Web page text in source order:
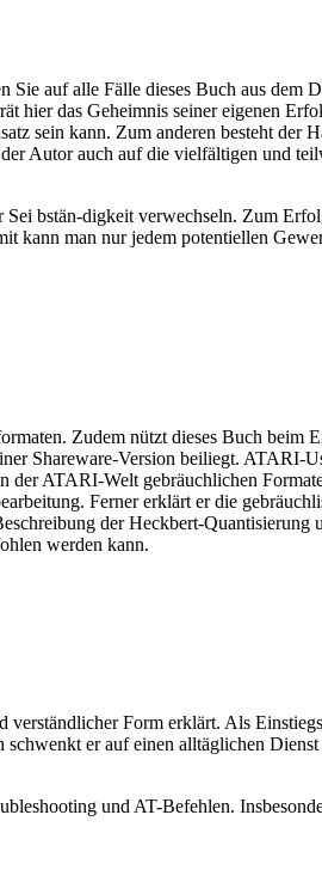
auf alle Fälle dieses Buch aus dem
hier das Geheimnis seiner eigenen
sein kann. Zum anderen besteht der
Autor auch auf die vielfältigen und
bstän-digkeit verwechseln. Zum
man nur jedem potentiellen
Zudem nützt dieses Buch beim
Shareware-Version beiliegt. ATARI-
der ATARI-Welt gebräuchlichen
Ferner erklärt er die
der Heckbert-
werden kann.
Form erklärt. Als
schwenkt er auf einen alltäglichen
und AT-Befehlen.